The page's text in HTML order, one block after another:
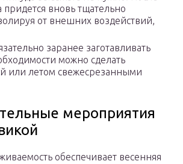
придется вновь тщательно
от внешних воздействий,
заранее заготавливать
можно сделать
или летом свежесрезанными
мероприятия
обеспечивает весенняя